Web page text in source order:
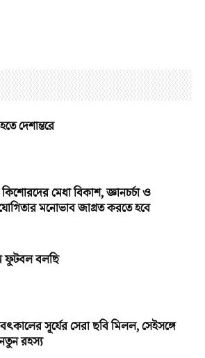
দেশান্তরে
মেধা বিকাশ, জ্ঞানচর্চা ও
মনোভাব জাগ্রত করতে হবে
ফুটবল বলছি
সূর্যের সেরা ছবি মিলল, সেইসঙ্গে
রহস্য